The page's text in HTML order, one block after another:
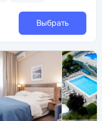
Выбрать